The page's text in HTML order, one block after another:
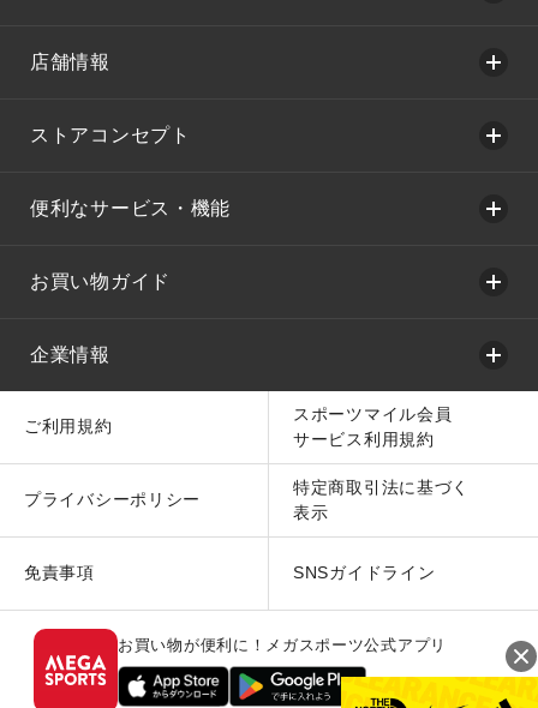
店舗情報
ストアコンセプト
便利なサービス・機能
お買い物ガイド
企業情報
ご利用規約
スポーツマイル会員
サービス利用規約
プライバシーポリシー
特定商取引法に基づく
表示
免責事項 SNSガイドライン
お買い物が便利に！メガスポーツ公式アプリ